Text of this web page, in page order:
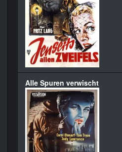
Alle Spuren verwischt